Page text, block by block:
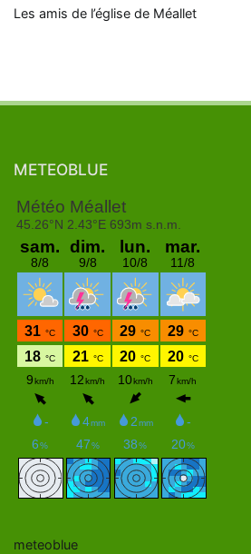
Les amis de l’église de Méallet
METEOBLUE
meteoblue